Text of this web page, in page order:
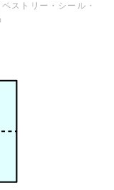
ストリー・シール・